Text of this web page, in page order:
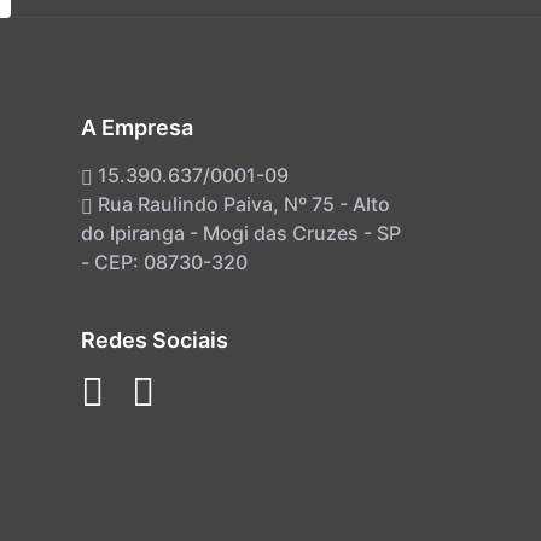
A Empresa
15.390.637/0001-09
Rua Raulindo Paiva, Nº 75 - Alto
do Ipiranga - Mogi das Cruzes - SP
- CEP: 08730-320
Redes Sociais